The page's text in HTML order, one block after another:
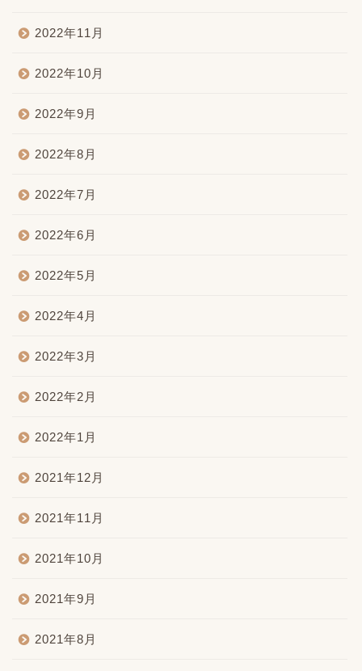
2022年11月
2022年10月
2022年9月
2022年8月
2022年7月
2022年6月
2022年5月
2022年4月
2022年3月
2022年2月
2022年1月
2021年12月
2021年11月
2021年10月
2021年9月
2021年8月